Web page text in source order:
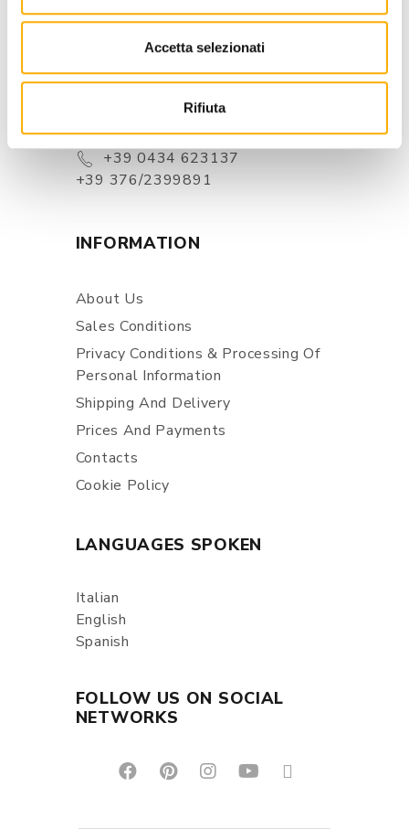
Accetta selezionati
Rifiuta
Zoppola 33080 (PN) - Italia
+39 0434 623137
+39 376/2399891
INFORMATION
About Us
Sales Conditions
Privacy Conditions & Processing Of
Personal Information
Shipping And Delivery
Prices And Payments
Contacts
Cookie Policy
LANGUAGES SPOKEN
Italian
English
Spanish
FOLLOW US ON SOCIAL
NETWORKS